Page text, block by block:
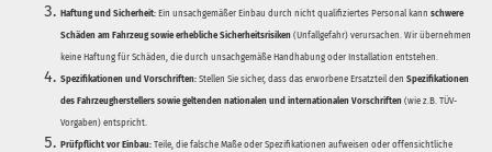
Haftung und Sicherheit: Ein unsachgemäßer Einbau durch nicht qualifiziertes Personal kann schwere
Schäden am Fahrzeug sowie erhebliche Sicherheitsrisiken (Unfallgefahr) verursachen. Wir übernehmen
keine Haftung für Schäden, die durch unsachgemäße Handhabung oder Installation entstehen.
Spezifikationen und Vorschriften: Stellen Sie sicher, dass das erworbene Ersatzteil den Spezifikationen
des Fahrzeugherstellers sowie geltenden nationalen und internationalen Vorschriften (wie z.B. TÜV-
Vorgaben) entspricht.
Prüfpflicht vor Einbau: Teile, die falsche Maße oder Spezifikationen aufweisen oder offensichtliche